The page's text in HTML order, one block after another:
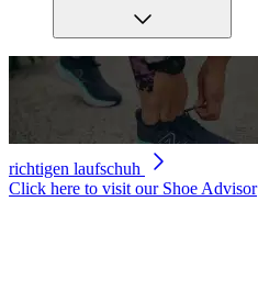
richtigen laufschuh
Click here to visit our Shoe Advisor